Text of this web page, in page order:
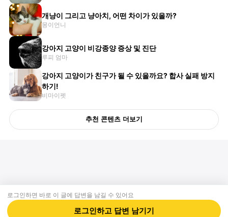
개냥이 그리고 냥아치, 어떤 차이가 있을까?
몽이언니
강아지 고양이 비강종양 증상 및 진단
루피 엄마
강아지 고양이가 친구가 될 수 있을까요? 합사 실패 방지
하기!
비마이펫
추천 콘텐츠 더보기
로그인하면 바로 이 글에 답변 을 남길 수 있어요
로그인하고 답변 남기기